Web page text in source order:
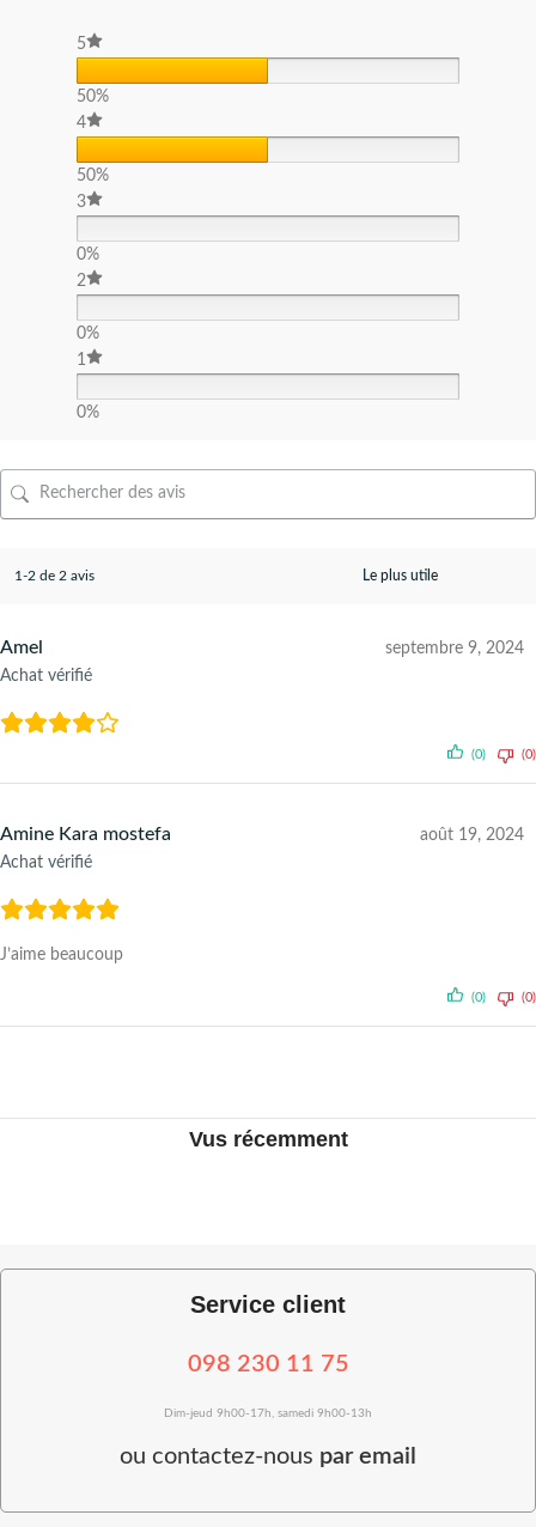
5
50%
4
50%
3
0%
2
0%
1
0%
1-2 de 2 avis
Amel
Achat vérifié
septembre 9, 2024
(0) (0)
Amine Kara mostefa
Achat vérifié
août 19, 2024
J’aime beaucoup
(0) (0)
Vus récemment
Service client
098 230 11 75
Dim-jeud 9h00-17h, samedi 9h00-13h
ou contactez-nous par email